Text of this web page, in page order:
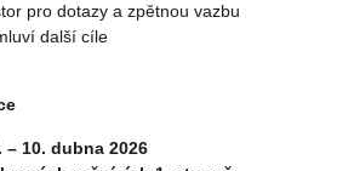
pro dotazy a zpětnou vazbu
další cíle
– 10. dubna 2026